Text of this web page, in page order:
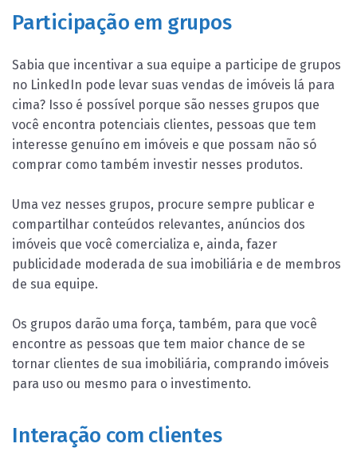
Participação em grupos
Sabia que incentivar a sua equipe a participe de grupos
no LinkedIn pode levar suas vendas de imóveis lá para
cima? Isso é possível porque são nesses grupos que
você encontra potenciais clientes, pessoas que tem
interesse genuíno em imóveis e que possam não só
comprar como também investir nesses produtos.
Uma vez nesses grupos, procure sempre publicar e
compartilhar conteúdos relevantes, anúncios dos
imóveis que você comercializa e, ainda, fazer
publicidade moderada de sua imobiliária e de membros
de sua equipe.
Os grupos darão uma força, também, para que você
encontre as pessoas que tem maior chance de se
tornar clientes de sua imobiliária, comprando imóveis
para uso ou mesmo para o investimento.
Interação com clientes